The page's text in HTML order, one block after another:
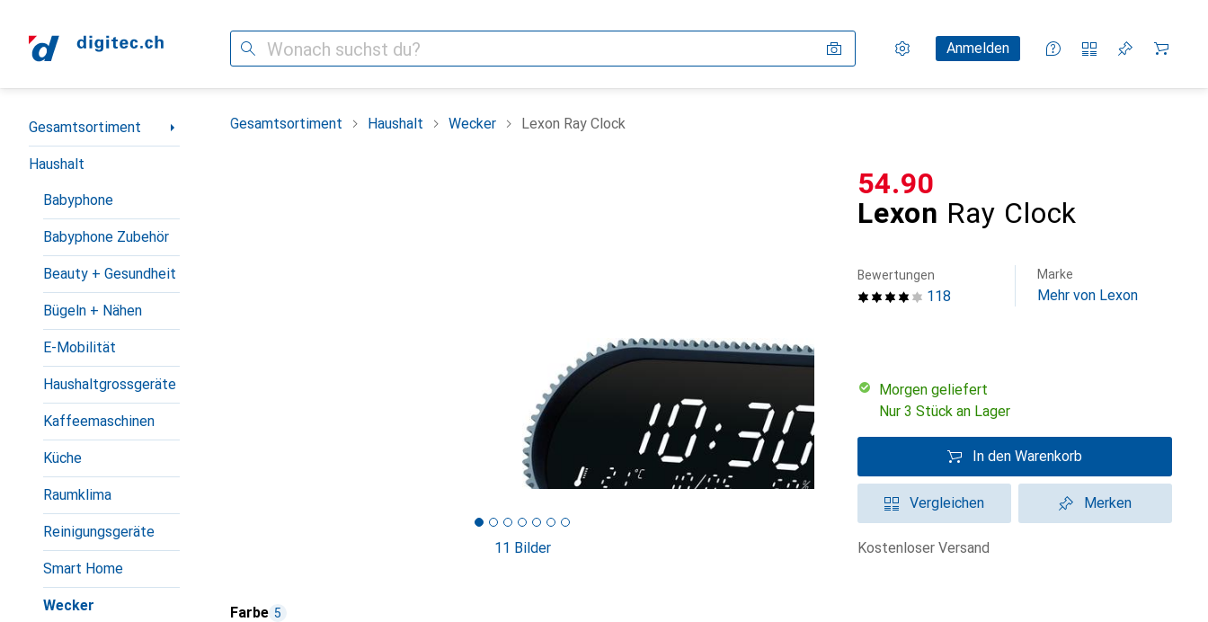
Suche Einstellungen
KundenkontoAnmelden
Vergleichslisten
Merklisten
Warenkorb
Navigation nach Kategorien
Gesamtsortiment
Haushalt
Babyphone
Babyphone Zubehör
Beauty + Gesundheit
Bügeln + Nähen
E-Mobilität
Haushaltgrossgeräte
Kaffeemaschinen
Küche
Raumklima
Reinigungsgeräte
Smart Home
Wecker
Gesamtsortiment Haushalt Wecker Lexon Ray Clock
11 Bilder
Lexon Ray Clock
CHF
54.90
118
Bewertungen Marke
Mehr von Lexon
morgen geliefert
Nur 3 Stück an Lager
In den Warenkorb
Vergleichen Merken
kostenloser Versand
Farbe 5